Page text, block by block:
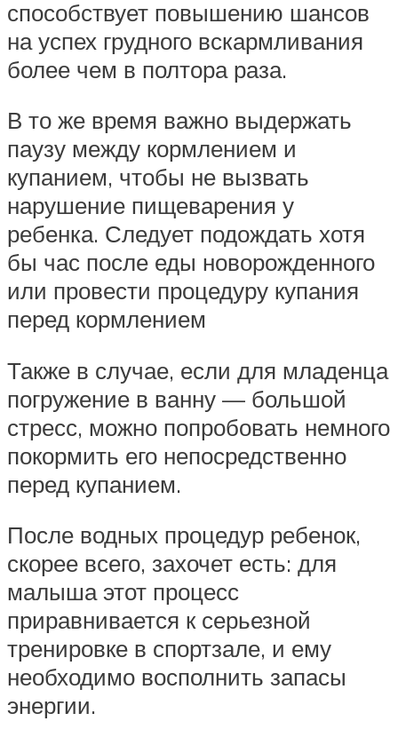
способствует повышению шансов
на успех грудного вскармливания
более чем в полтора раза.
В то же время важно выдержать
паузу между кормлением и
купанием, чтобы не вызвать
нарушение пищеварения у
ребенка. Следует подождать хотя
бы час после еды новорожденного
или провести процедуру купания
перед кормлением
Также в случае, если для младенца
погружение в ванну — большой
стресс, можно попробовать немного
покормить его непосредственно
перед купанием.
После водных процедур ребенок,
скорее всего, захочет есть: для
малыша этот процесс
приравнивается к серьезной
тренировке в спортзале, и ему
необходимо восполнить запасы
энергии.